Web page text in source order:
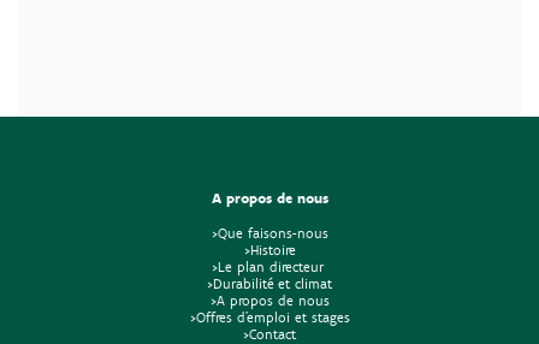
A propos de nous
>Que faisons-nous
>Histoire
>Le plan directeur
>Durabilité et climat
>A propos de nous
>Offres d'emploi et stages
>Contact